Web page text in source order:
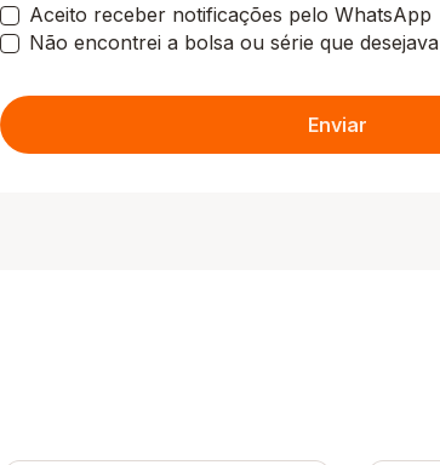
Aceito receber notificações pelo WhatsApp
Não encontrei a bolsa ou série que desejava
Enviar